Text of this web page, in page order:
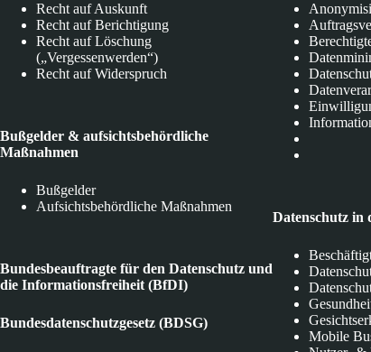
Recht auf Auskunft
Recht auf Berichtigung
Recht auf Löschung
(„Vergessenwerden“)
Recht auf Widerspruch
Bußgelder & aufsichtsbehördliche
Maßnahmen
Bußgelder
Aufsichtsbehördliche Maßnahmen
Bundesbeauftragte für den Datenschutz und
die Informationsfreiheit (BfDI)
Bundesdatenschutzgesetz (BDSG)
Datenschutz in
Mobile